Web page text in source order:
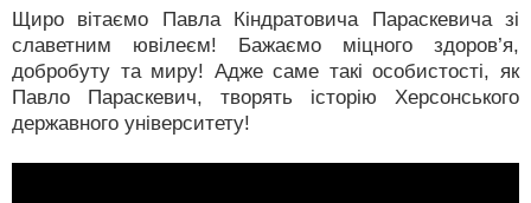
Щиро вітаємо Павла Кіндратовича Параскевича зі
славетним ювілеєм! Бажаємо міцного здоров’я,
добробуту та миру! Адже саме такі особистості, як
Павло Параскевич, творять історію Херсонського
державного університету!